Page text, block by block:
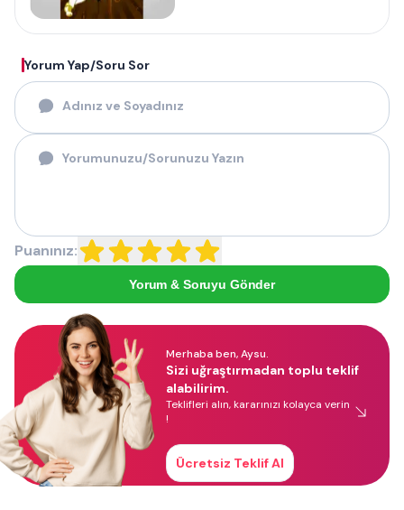
Yorum Yap/Soru Sor
Puanınız:
Yorum & Soruyu Gönder
Merhaba ben, Aysu.
Sizi uğraştırmadan toplu teklif
alabilirim.
Teklifleri alın, kararınızı kolayca verin
!
Ücretsiz Teklif Al